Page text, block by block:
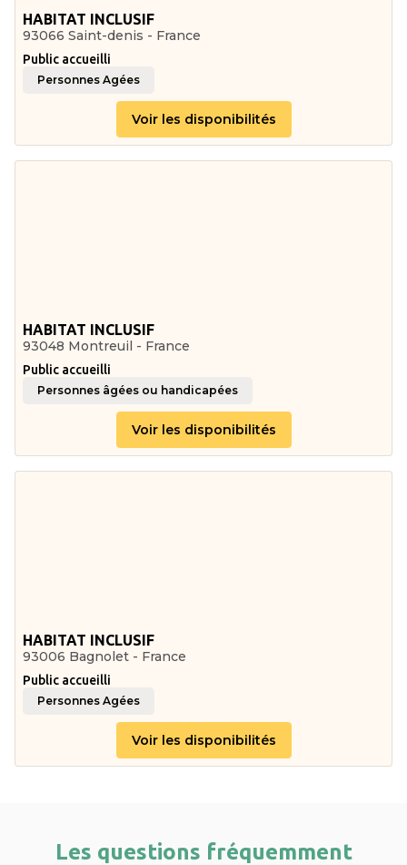
HABITAT INCLUSIF
93066 Saint-denis - France
Public accueilli
Personnes Agées
Voir les disponibilités
HABITAT INCLUSIF
93048 Montreuil - France
Public accueilli
Personnes âgées ou handicapées
Voir les disponibilités
HABITAT INCLUSIF
93006 Bagnolet - France
Public accueilli
Personnes Agées
Voir les disponibilités
Les questions fréquemment